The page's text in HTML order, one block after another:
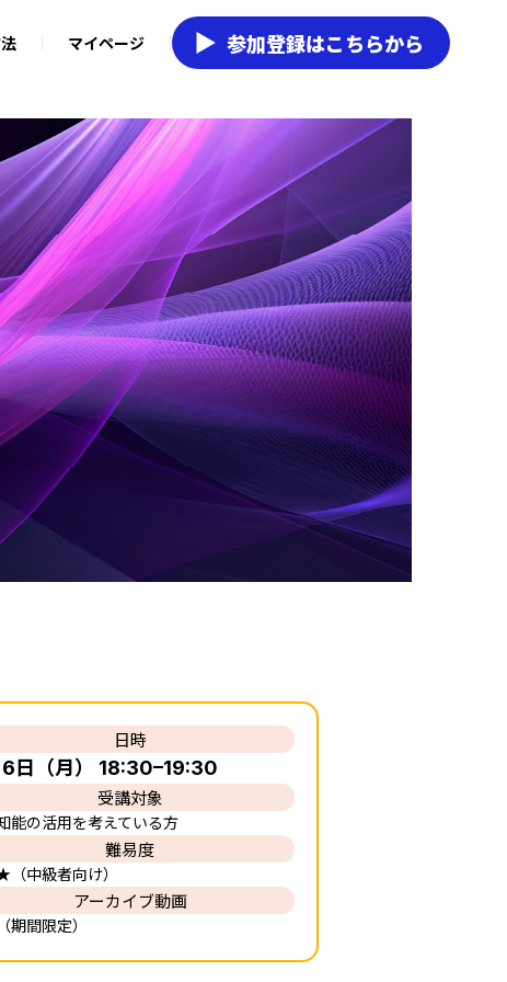
マイページ 参加登録はこちらから
日時
6日（月） 18:30–19:30
受講対象
能の活用を考えている方
難易度
中級者向け）
アーカイブ動画
期間限定）